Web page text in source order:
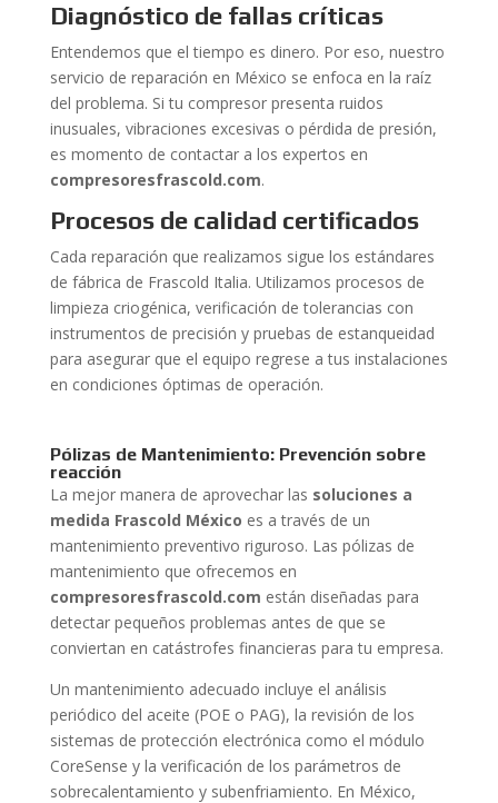
Diagnóstico de fallas críticas
Entendemos que el tiempo es dinero. Por eso, nuestro
servicio de reparación en México se enfoca en la raíz
del problema. Si tu compresor presenta ruidos
inusuales, vibraciones excesivas o pérdida de presión,
es momento de contactar a los expertos en
compresoresfrascold.com.
Procesos de calidad certificados
Cada reparación que realizamos sigue los estándares
de fábrica de Frascold Italia. Utilizamos procesos de
limpieza criogénica, verificación de tolerancias con
instrumentos de precisión y pruebas de estanqueidad
para asegurar que el equipo regrese a tus instalaciones
en condiciones óptimas de operación.
Pólizas de Mantenimiento: Prevención sobre
reacción
La mejor manera de aprovechar las soluciones a
medida Frascold México es a través de un
mantenimiento preventivo riguroso. Las pólizas de
mantenimiento que ofrecemos en
compresoresfrascold.com están diseñadas para
detectar pequeños problemas antes de que se
conviertan en catástrofes financieras para tu empresa.
Un mantenimiento adecuado incluye el análisis
periódico del aceite (POE o PAG), la revisión de los
sistemas de protección electrónica como el módulo
CoreSense y la verificación de los parámetros de
sobrecalentamiento y subenfriamiento. En México,